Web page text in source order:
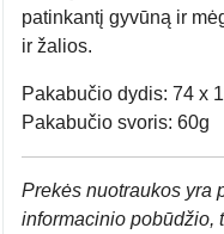
patinkantį gyvūną ir
ir žalios.
Pakabučio dydis: 74 x
Pakabučio svoris: 60g
Prekės nuotraukos yra
informacinio pobūdžio,